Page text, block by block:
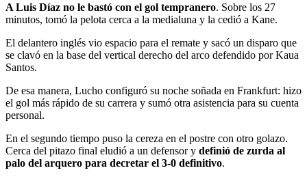
A Luis Díaz no le bastó con el gol tempranero. Sobre los 27
minutos, tomó la pelota cerca a la medialuna y la cedió a Kane.
El delantero inglés vio espacio para el remate y sacó un disparo que
se clavó en la base del vertical derecho del arco defendido por Kaua
Santos.
De esa manera, Lucho configuró su noche soñada en Frankfurt: hizo
el gol más rápido de su carrera y sumó otra asistencia para su cuenta
personal.
En el segundo tiempo puso la cereza en el postre con otro golazo.
Cerca del pitazo final eludió a un defensor y definió de zurda al
palo del arquero para decretar el 3-0 definitivo.